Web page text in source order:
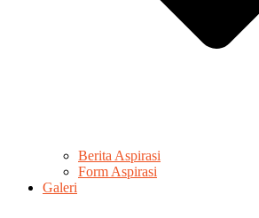
Berita Aspirasi
Form Aspirasi
Galeri